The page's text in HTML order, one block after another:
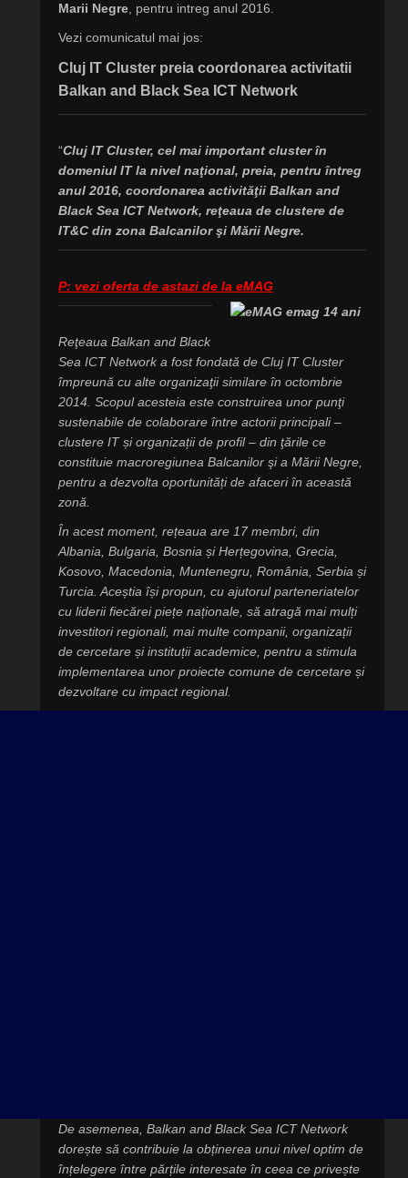
Marii Negre , pentru intreg anul 2016.
Vezi comunicatul mai jos:
Cluj IT Cluster preia coordonarea activitatii
Balkan and Black Sea ICT Network
“Cluj IT Cluster, cel mai important cluster în
domeniul IT la nivel naţional, preia, pentru întreg
anul 2016, coordonarea activităţii Balkan and
Black Sea ICT Network, reţeaua de clustere de
IT&C din zona Balcanilor şi Mării Negre.
P: vezi oferta de astazi de la eMAG
Reţeaua Balkan and Black
Sea ICT Network a fost fondată de Cluj IT Cluster
împreună cu alte organizaţii similare în octombrie
2014. Scopul acesteia este construirea unor punţi
sustenabile de colaborare între actorii principali –
clustere IT și organizații de profil – din ţările ce
constituie macroregiunea Balcanilor şi a Mării Negre,
pentru a dezvolta oportunități de afaceri în această
zonă.
În acest moment, rețeaua are 17 membri, din
Albania, Bulgaria, Bosnia și Herțegovina, Grecia,
Kosovo, Macedonia, Muntenegru, România, Serbia și
Turcia. Aceștia își propun, cu ajutorul parteneriatelor
cu liderii fiecărei piețe naționale, să atragă mai mulți
investitori regionali, mai multe companii, organizații
de cercetare și instituții academice, pentru a stimula
implementarea unor proiecte comune de cercetare și
dezvoltare cu impact regional.
De asemenea, Balkan and Black Sea ICT Network
dorește să contribuie la obținerea unui nivel optim de
înțelegere între părțile interesate în ceea ce privește